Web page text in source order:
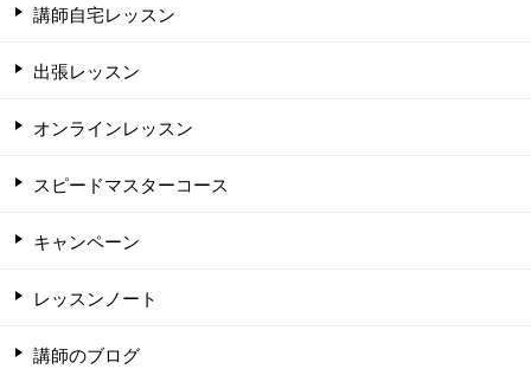
講師自宅レッスン
出張レッスン
オンラインレッスン
スピードマスターコース
キャンペーン
レッスンノート
講師のブログ